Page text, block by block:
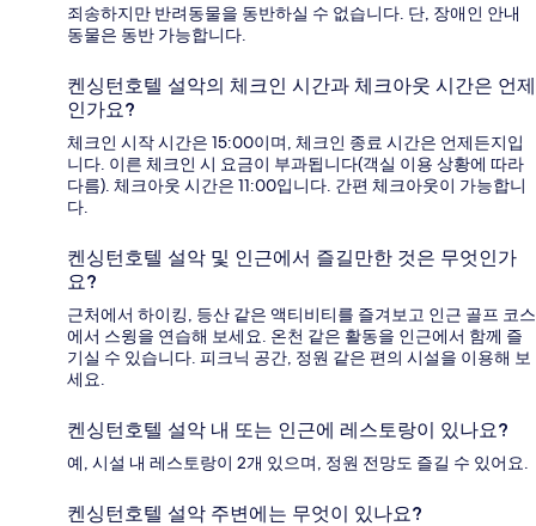
죄송하지만 반려동물을 동반하실 수 없습니다. 단, 장애인 안내
동물은 동반 가능합니다.
켄싱턴호텔 설악의 체크인 시간과 체크아웃 시간은 언제
인가요?
체크인 시작 시간은 15:00이며, 체크인 종료 시간은 언제든지입
니다. 이른 체크인 시 요금이 부과됩니다(객실 이용 상황에 따라
다름). 체크아웃 시간은 11:00입니다. 간편 체크아웃이 가능합니
다.
켄싱턴호텔 설악 및 인근에서 즐길만한 것은 무엇인가
요?
근처에서 하이킹, 등산 같은 액티비티를 즐겨보고 인근 골프 코스
에서 스윙을 연습해 보세요. 온천 같은 활동을 인근에서 함께 즐
기실 수 있습니다. 피크닉 공간, 정원 같은 편의 시설을 이용해 보
세요.
켄싱턴호텔 설악 내 또는 인근에 레스토랑이 있나요?
예, 시설 내 레스토랑이 2개 있으며, 정원 전망도 즐길 수 있어요.
켄싱턴호텔 설악 주변에는 무엇이 있나요?